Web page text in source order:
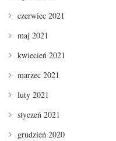
czerwiec 2021
maj 2021
kwiecień 2021
marzec 2021
luty 2021
styczeń 2021
grudzień 2020